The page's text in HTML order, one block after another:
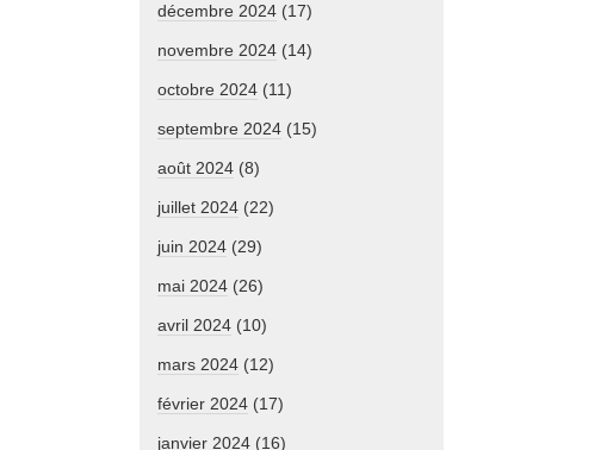
décembre 2024 (17)
novembre 2024 (14)
octobre 2024 (11)
septembre 2024 (15)
août 2024 (8)
juillet 2024 (22)
juin 2024 (29)
mai 2024 (26)
avril 2024 (10)
mars 2024 (12)
février 2024 (17)
janvier 2024 (16)